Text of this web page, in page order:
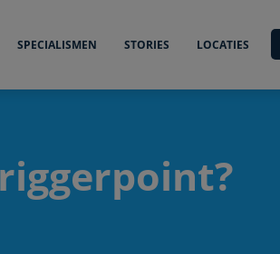
SPECIALISMEN STORIES LOCATIES